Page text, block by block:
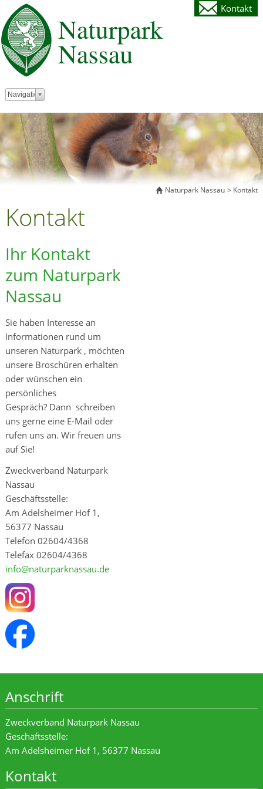
Kontakt
Zielseite
Navigation
Naturpark Nassau Kontakt
Kontakt
Ihr Kontakt
zum Naturpark
Nassau
Sie haben Interesse an
Informationen rund um
unseren Naturpark , möchten
unsere Broschüren erhalten
oder wünschen ein
persönliches
Gespräch? Dann schreiben
uns gerne eine E-Mail oder
rufen uns an. Wir freuen uns
auf Sie!
Zweckverband Naturpark
Nassau
Geschäftsstelle:
Am Adelsheimer Hof 1,
56377 Nassau
Telefon 02604/4368
Telefax 02604/4368
info@naturparknassau.de
Anschrift
Zweckverband Naturpark Nassau
Geschäftsstelle:
Am Adelsheimer Hof 1, 56377 Nassau
Kontakt